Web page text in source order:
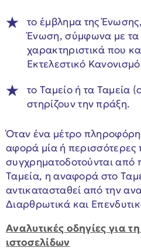
το έμβλημα της
Ένωση, σύμφωνα με τα
χαρακτηριστικά που
Εκτελεστικό
το Ταμείο ή τα Ταμεία
στηρίζουν την πράξη.
Όταν ένα μέτρο
αφορά μία ή περισσότερες
συγχρηματοδοτούνται από
Ταμεία, η αναφορά στο
αντικατασταθεί από την
Διαρθρωτικά και
Αναλυτικές οδηγίες για
ιστοσελίδων